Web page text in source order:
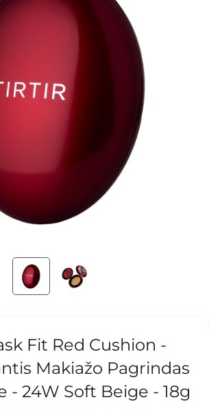
Fit Red Cushion -
Makiažo Pagrindas
- 24W Soft Beige - 18g